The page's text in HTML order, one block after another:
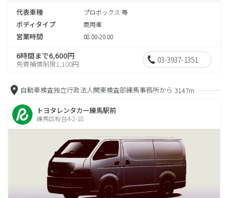
代表車種 プロボックス 等
ボディタイプ 商用車
営業時間 08:00-20:00
6時間まで6,600円
免責補償制度1,100円 03-3937-1351
自動車検査独立行政法人関東検査部練馬事務所から 3147m
トヨタレンタカー練馬駅前
練馬区桜台4-2-18